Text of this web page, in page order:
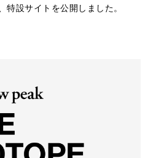
特設サイトを公開しました。